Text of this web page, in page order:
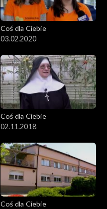
Coś dla Ciebie
03.02.2020
Coś dla Ciebie
02.11.2018
Coś dla Ciebie